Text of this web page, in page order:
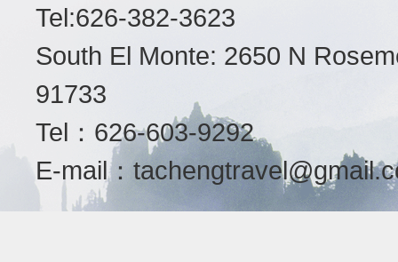
Tel:626-382-3623
South El Monte: 2650 N
91733
Tel：626-603-9292
E-mail：